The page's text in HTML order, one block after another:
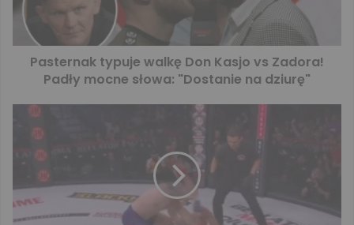
Pasternak typuje walkę Don Kasjo vs Zadora!
Padły mocne słowa: "Dostanie na dziurę"